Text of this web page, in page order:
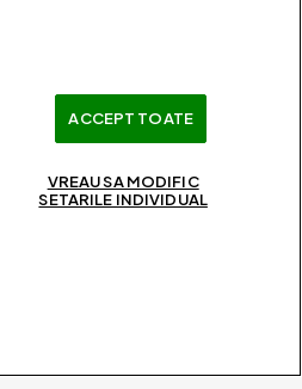
ACCEPT TOATE
VREAU SA MODIFIC
SETARILE INDIVIDUAL